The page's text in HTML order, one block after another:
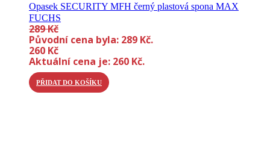
Opasek SECURITY MFH černý plastová spona MAX
FUCHS
289Kč
Původní cena byla: 289 Kč.
260 Kč
Aktuální cena je: 260 Kč.
PŘIDAT DO KOŠÍKU